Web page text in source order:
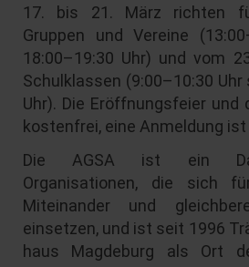
17. bis 21. März richten
Gruppen und Vereine
18:00–19:30 Uhr) und vom
Schulklassen (9:00–10:30
Uhr). Die Eröffnungsfeier und
kostenfrei, eine Anmeldung
Die AGSA ist ein
Organisationen, die sich
Miteinander und
einsetzen, und ist seit 1996
haus Magdeburg als Ort